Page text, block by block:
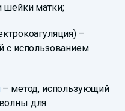
шейки матки;
–
с использованием
– метод, использующий
для